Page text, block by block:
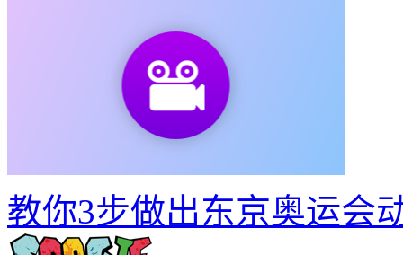
教你3步做出东京奥运会
找动图做动图.gif